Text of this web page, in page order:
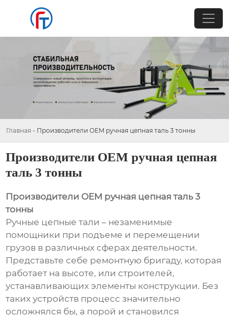
Главная - Производители OEM ручная цепная таль 3 тонны
Производители OEM ручная цепная
таль 3 тонны
Производители OEM ручная цепная таль 3
тонны
Ручные цепные тали – незаменимые
помощники при подъеме и перемещении
грузов в различных сферах деятельности.
Представьте себе ремонтную бригаду, которая
работает на высоте, или строителей,
устанавливающих элементы конструкции. Без
таких устройств процесс значительно
осложнялся бы, а порой и становился